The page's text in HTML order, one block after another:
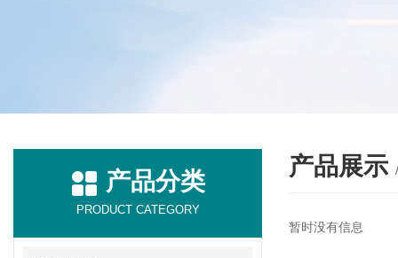
产品分类
PRODUCT CATEGORY
产品展示
暂时没有信息